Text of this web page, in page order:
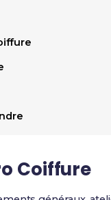
Coiffure